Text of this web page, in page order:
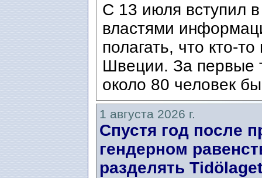
С 13 июля вступил
властями
полагать, что кто-
Швеции. За первые
около 80 человек
1 августа 2026 г.
Спустя год после
гендерном
разделять